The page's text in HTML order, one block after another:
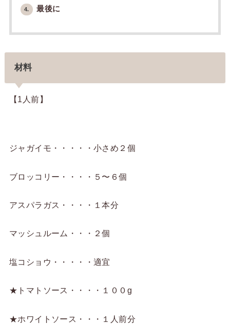
4. 最後に
材料
【1人前】
ジャガイモ・・・・・小さめ２個
ブロッコリー・・・・５〜６個
アスパラガス・・・・１本分
マッシュルーム・・・２個
塩コショウ・・・・・適宜
★トマトソース・・・・１００g
★ホワイトソース・・・１人前分